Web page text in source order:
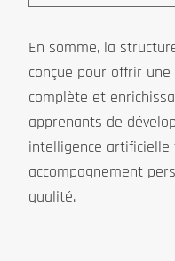
En somme, la
conçue pour offrir une
complète et
apprenants de
intelligence artificielle
accompagnement
qualité.